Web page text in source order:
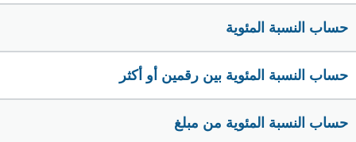
حساب النسبة المئوية
حساب النسبة المئوية بين رقمين أو أكثر
حساب النسبة المئوية من مبلغ